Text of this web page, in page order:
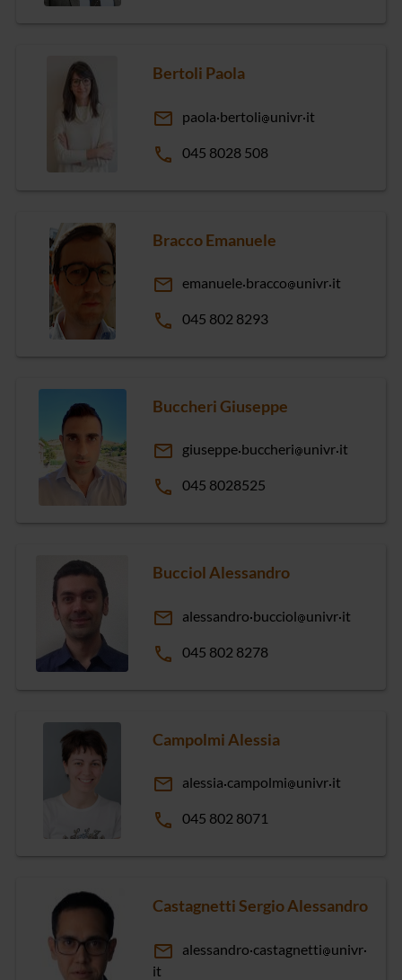
Bertoli Paola
email paola bertoli univr it
phone 045 8028 508
Bracco Emanuele
email emanuele bracco univr it
phone 045 802 8293
Buccheri Giuseppe
email giuseppe buccheri univr it
phone 045 8028525
Bucciol Alessandro
email alessandro bucciol univr it
phone 045 802 8278
Campolmi Alessia
email alessia campolmi univr it
phone 045 802 8071
Castagnetti Sergio Alessandro
email alessandro castagnetti
univr
it